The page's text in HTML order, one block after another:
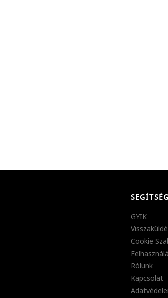
SEGÍTSÉG
GYIK
Cookie
Rólunk
Kapcsolat